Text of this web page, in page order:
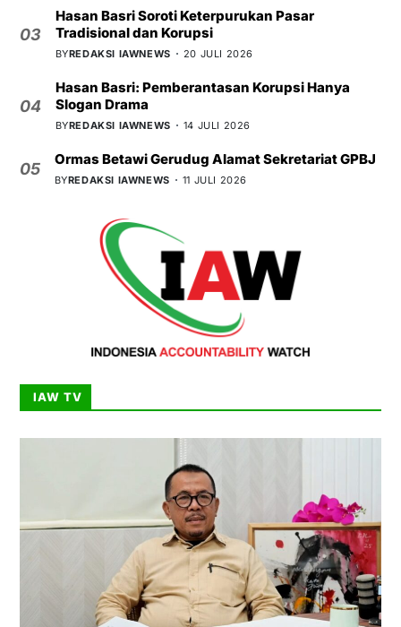
03
Hasan Basri Soroti Keterpurukan Pasar
Tradisional dan Korupsi
BYREDAKSI IAWNEWS 20 JULI 2026
04
Hasan Basri: Pemberantasan Korupsi Hanya
Slogan Drama
BYREDAKSI IAWNEWS 14 JULI 2026
05
Ormas Betawi Gerudug Alamat Sekretariat GPBJ
BYREDAKSI IAWNEWS 11 JULI 2026
IAW TV